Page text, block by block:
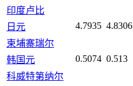
印度卢比
日元
4.7935 4.8306
柬埔寨瑞尔
韩国元
0.5074 0.513
科威特第纳尔